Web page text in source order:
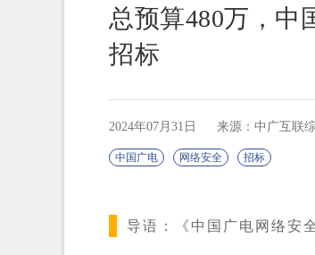
总预算480万，中
招标
2024年07月31日 来源：中广互联
中国广电 网络安全 招标
导语： 《中国广电网络安